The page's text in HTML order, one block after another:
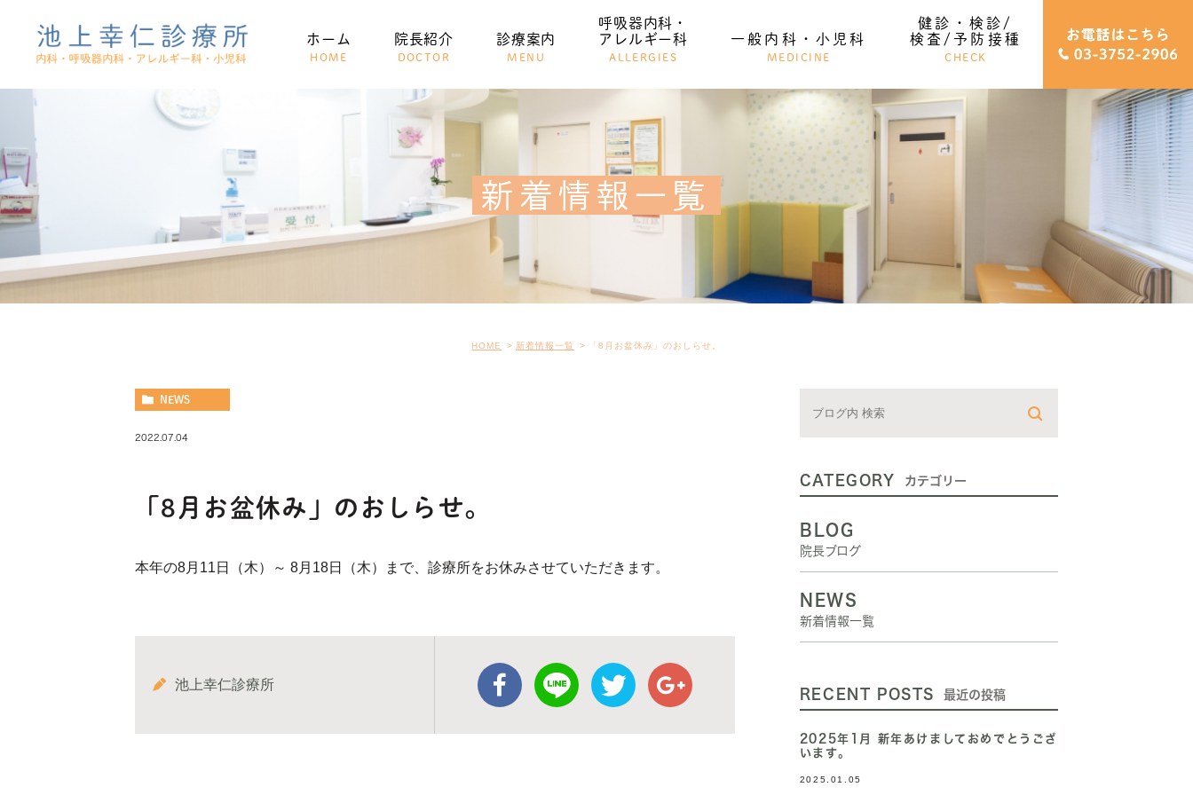
ホーム
HOME
院長紹介
DOCTOR
診療案内
MENU
呼吸器内科・
アレルギー科
ALLERGIES
一般内科・小児科
MEDICINE
健診・検診/
検査/予防接種
CHECK
健診・検診/検査
予防接種
新着情報一覧
HOME 新着情報一覧 「8月お盆休み」のおしらせ。
NEWS
2022.07.04
「8月お盆休み」のおしらせ。
本年の8月11日（木）～ 8月18日（木）まで、診療所をお休みさせていただきます。
池上幸仁診療所
CATEGORY カテゴリー
BLOG
院長ブログ
NEWS
新着情報一覧
RECENT POSTS 最近の投稿
2025年1月 新年あけましておめでとうござ
います。
2025.01.05